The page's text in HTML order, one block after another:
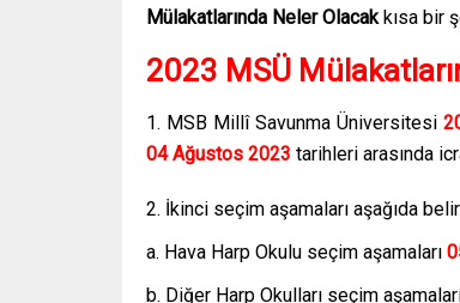
Mülakatlarında Neler Olacakkısa bir
2023 MSÜ
1. MSB Millî Savunma Üniversitesi
04 Ağustos 2023 tarihleri arasında
2. İkinci seçim aşamaları aşağıda
a. Hava Harp Okulu seçim aşamaları
b. Diğer Harp Okulları seçim